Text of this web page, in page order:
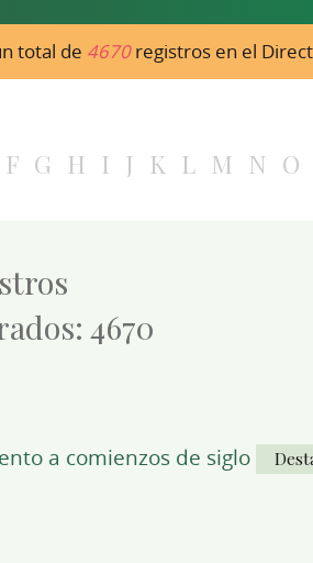
total de 4670registros en el
F G H I J K L M N O
4670
a comienzos de siglo